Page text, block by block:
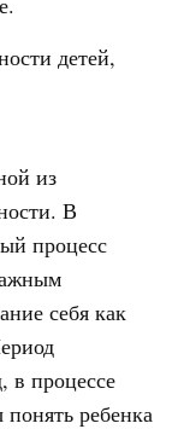
детей,
из
В
процесс
себя как
в процессе
ребенка